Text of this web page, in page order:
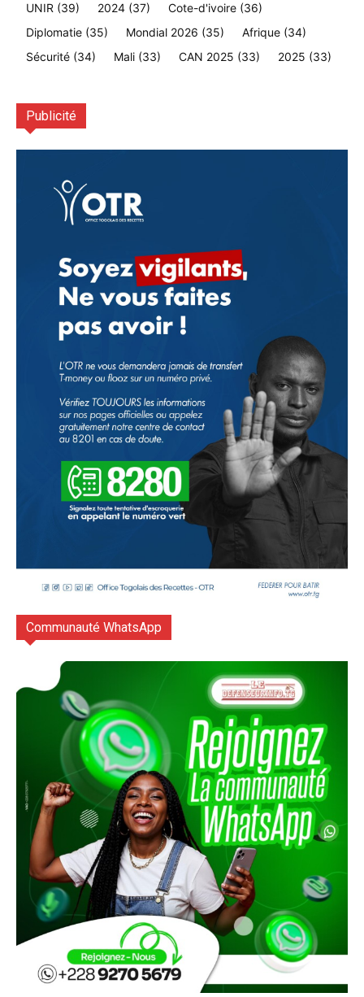
UNIR (39) 2024 (37) Cote-d'ivoire (36)
Diplomatie (35) Mondial 2026 (35) Afrique (34)
Sécurité (34) Mali (33) CAN 2025 (33) 2025 (33)
Publicité
Communauté WhatsApp